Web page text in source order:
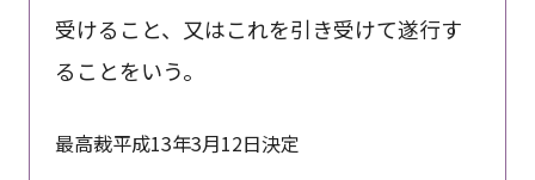
受けること、又はこれを引き受けて遂行す
ることをいう。
最高裁平成13年3月12日決定